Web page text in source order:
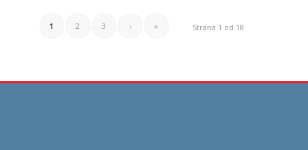
Strana 1 od 18
1 2 3 › »